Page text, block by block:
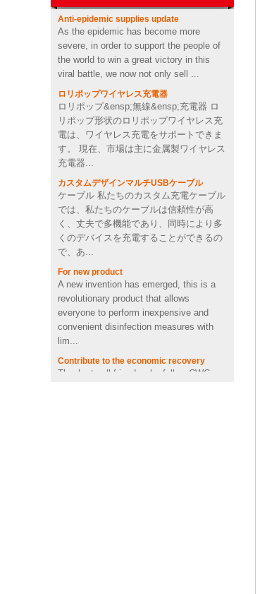
モリースティックペンドライ
ブ
カスタムサボテン成形2200
mahソフトpvcパワーバンク
パーソナライズされたOEMソ
フトPVCハート型ワイヤレス
充電器
4Ω2 W良いカスタムビデオ形
状PVCワイヤレスBluetooth
スピーカーサプライヤーイギ
リス
涼しい絵文字形ポリ塩化ビニ
ールの無線充電器
李ポリマー電池が付いている
携帯用小型2600mah昇進のか
動物亀形状OEM PVC 4 GB 8
Anti-epidemic supplies update
As the epidemic has become more
severe, in order to support the people of
the world to win a great victory in this
viral battle, we now not only sell ...
ロリポップワイヤレス充電器
ロリポップ&ensp;無線&ensp;充電器 ロ
リポップ形状のロリポップワイヤレス充
電は、ワイヤレス充電をサポートできま
す。 現在、市場は主に金属製ワイヤレス
充電器...
カスタムデザインマルチUSBケーブル
ケーブル 私たちのカスタム充電ケーブル
では、私たちのケーブルは信頼性が高
く、丈夫で多機能であり、同時により多
くのデバイスを充電することができるの
で、あ...
For new product
A new invention has emerged, this is a
revolutionary product that allows
everyone to perform inexpensive and
convenient disinfection measures with
lim...
Thanks to all friends who follow CWC.
Thank you for your continued support. In